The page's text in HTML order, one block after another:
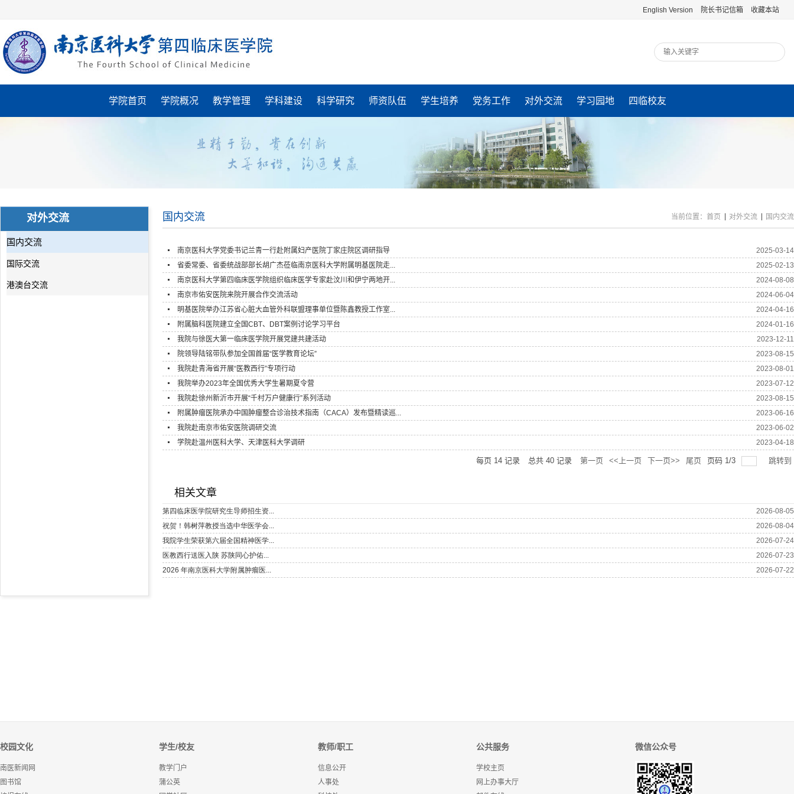
English Version 院长书记信箱 收藏本站
学院首页 学院概况 教学管理 学科建设 科学研究 师资队伍 学生培养 党务工作 对外交流 学习园地 四临校友
国内交流 当前位置： 首页 对外交流 国内交流
南京医科大学党委书记兰青一行赴附属妇产医院丁家庄院区调研指导
2025-03-14
省委常委、省委统战部部长胡广杰莅临南京医科大学附属明基医院走...
2025-02-13
南京医科大学第四临床医学院组织临床医学专家赴汶川和伊宁两地开...
2024-08-08
南京市佑安医院来院开展合作交流活动
2024-06-04
明基医院举办江苏省心脏大血管外科联盟理事单位暨陈鑫教授工作室...
2024-04-16
附属脑科医院建立全国CBT、DBT案例讨论学习平台
2024-01-16
我院与徐医大第一临床医学院开展党建共建活动
2023-12-11
院领导陆铭带队参加全国首届“医学教育论坛”
2023-08-15
我院赴青海省开展“医教西行”专项行动
2023-08-01
我院举办2023年全国优秀大学生暑期夏令营
2023-07-12
我院赴徐州新沂市开展“千村万户健康行”系列活动
2023-08-15
附属肿瘤医院承办中国肿瘤整合诊治技术指南（CACA）发布暨精读巡...
2023-06-16
我院赴南京市佑安医院调研交流
2023-06-02
学院赴温州医科大学、天津医科大学调研
2023-04-18
每页 14 记录 总共 40 记录 第一页 <<上一页 下一页>> 尾页 页码 1 /3 跳转到
相关文章
对外交流
国内交流
国际交流
港澳台交流
校园文化
南医新闻网
图书馆
学生/校友
教学门户
蒲公英
教师/职工
信息公开
人事处
公共服务
学校主页
网上办事大厅
微信公众号